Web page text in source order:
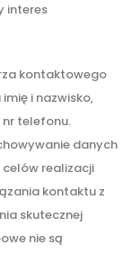
interes
kontaktowego
i nazwisko,
telefonu.
danych
celów realizacji
kontaktu z
skutecznej
nie są